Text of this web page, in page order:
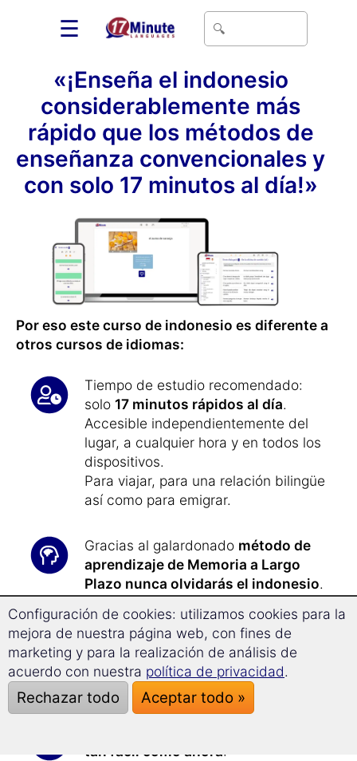
☰
«¡Enseña el indonesio
considerablemente más
rápido que los métodos de
enseñanza convencionales y
con solo 17 minutos al día!»
Por eso este curso de indonesio es diferente a
otros cursos de idiomas:
Tiempo de estudio recomendado:
solo 17 minutos rápidos al día.
Accesible independientemente del
lugar, a cualquier hora y en todos los
dispositivos.
Para viajar, para una relación bilingüe
así como para emigrar.
Gracias al galardonado método de
aprendizaje de Memoria a Largo
Plazo nunca olvidarás el indonesio.
Gracias a latecnología de
Superaprendizaje podrás avanzar
con facilidad un 34,7% más rápido
te concentrarás mejor.
tan fácil como ahora:
Configuración de cookies: utilizamos cookies para la
mejora de nuestra página web, con fines de
marketing y para la realización de análisis de
acuerdo con nuestra política de privacidad.
Rechazar todo Aceptar todo »